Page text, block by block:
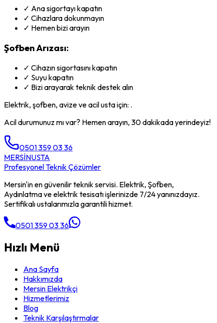
✓ Ana sigortayı kapatın
✓ Cihazlara dokunmayın
✓ Hemen bizi arayın
Şofben Arızası:
✓ Cihazın sigortasını kapatın
✓ Suyu kapatın
✓ Bizi arayarak teknik destek alın
Elektrik, şofben, avize ve acil usta için: .
Acil durumunuz mı var? Hemen arayın, 30 dakikada yerindeyiz!
0501 359 03 36
MERSİNUSTA
Profesyonel Teknik Çözümler
Mersin'in en güvenilir teknik servisi. Elektrik, Şofben,
Aydınlatma ve elektrik tesisatı işlerinizde 7/24 yanınızdayız.
Sertifikalı ustalarımızla garantili hizmet.
0501 359 03 36
Hızlı Menü
Ana Sayfa
Hakkımızda
Mersin Elektrikçi
Hizmetlerimiz
Blog
Teknik Karşılaştırmalar